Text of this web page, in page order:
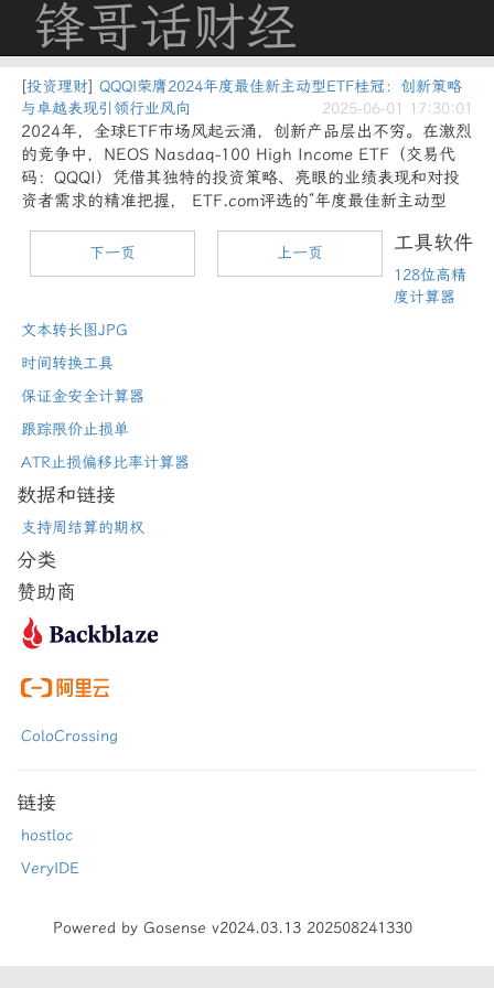
锋哥话财经
[投资理财] QQQI荣膺2024年度最佳新主动型ETF桂冠：创新策略
与卓越表现引领行业风向
2025-06-01 17:30:01
2024年，全球ETF市场风起云涌，创新产品层出不穷。在激烈
的竞争中，NEOS Nasdaq-100 High Income ETF（交易代
码：QQQI）凭借其独特的投资策略、亮眼的业绩表现和对投
资者需求的精准把握， ETF.com评选的“年度最佳新主动型
下一页 上一页 工具软件
128位高精
度计算器
文本转长图JPG
时间转换工具
保证金安全计算器
跟踪限价止损单
ATR止损偏移比率计算器
数据和链接
支持周结算的期权
分类
赞助商
ColoCrossing
链接
hostloc
VeryIDE
Powered by Gosense v2024.03.13 202508241330